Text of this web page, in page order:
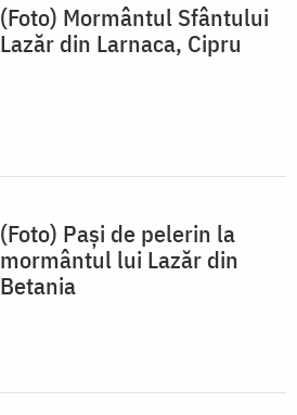
(Foto) Mormântul Sfântului
Lazăr din Larnaca, Cipru
(Foto) Paşi de pelerin la
mormântul lui Lazăr din
Betania